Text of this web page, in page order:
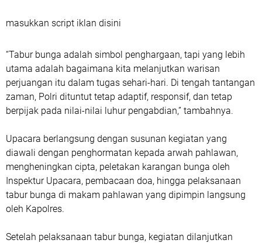
masukkan script iklan disini
“Tabur bunga adalah simbol penghargaan, tapi yang lebih
utama adalah bagaimana kita melanjutkan warisan
perjuangan itu dalam tugas sehari-hari. Di tengah tantangan
zaman, Polri dituntut tetap adaptif, responsif, dan tetap
berpijak pada nilai-nilai luhur pengabdian,” tambahnya.
Upacara berlangsung dengan susunan kegiatan yang
diawali dengan penghormatan kepada arwah pahlawan,
mengheningkan cipta, peletakan karangan bunga oleh
Inspektur Upacara, pembacaan doa, hingga pelaksanaan
tabur bunga di makam pahlawan yang dipimpin langsung
oleh Kapolres.
Setelah pelaksanaan tabur bunga, kegiatan dilanjutkan